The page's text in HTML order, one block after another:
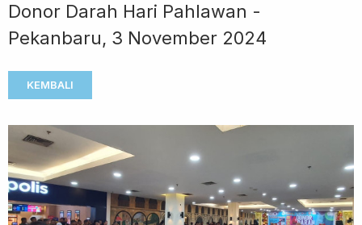
Donor Darah Hari Pahlawan -
Pekanbaru, 3 November 2024
KEMBALI